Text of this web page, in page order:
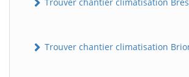
Trouver chantier climatisation